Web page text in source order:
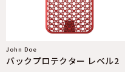
John Doe
バックプロテクター レベル2